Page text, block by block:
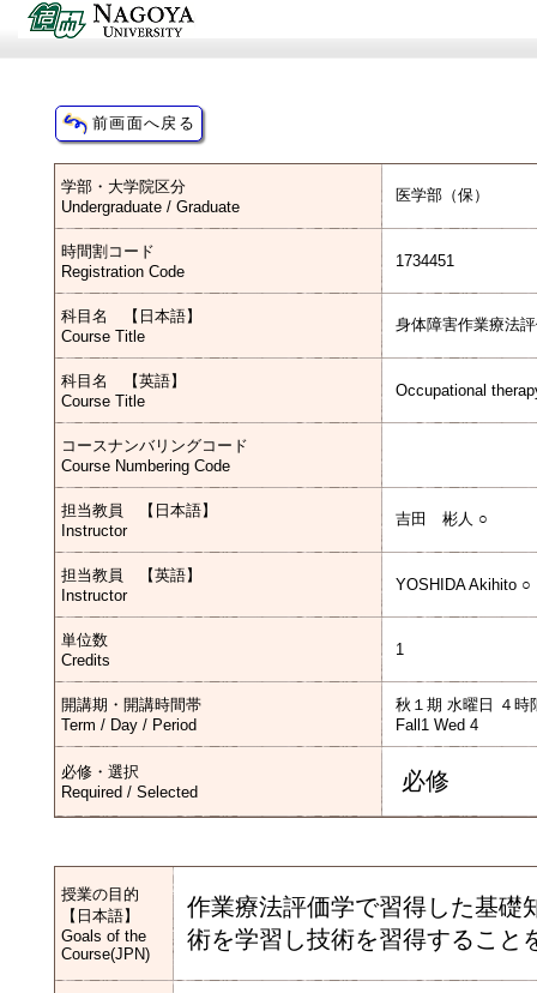
学部・大学院区分
Undergraduate / Graduate
医学部（保）
時間割コード
Registration Code
1734451
科目名 【日本語】
Course Title
身体障害作業療法
科目名 【英語】
Course Title
Occupational
コースナンバリングコード
Course Numbering Code
担当教員 【日本語】
Instructor
吉田 彬人 ○
担当教員 【英語】
Instructor
YOSHIDA Akihito ○
単位数
Credits
1
開講期・開講時間帯
Term / Day / Period
秋１期 水曜日 ４時
Fall1 Wed 4
必修・選択
Required / Selected
必修
授業の目的
【日本語】
Goals of the
Course(JPN)
作業療法評価学で習得した基礎
術を学習し技術を習得すること